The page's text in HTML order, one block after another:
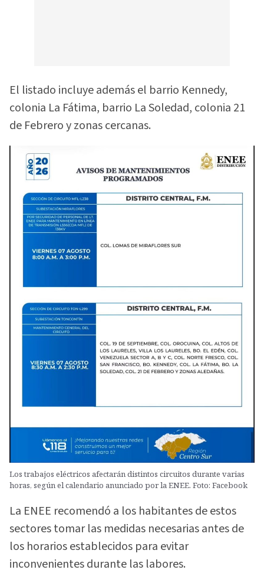
El listado incluye además el barrio Kennedy,
colonia La Fátima, barrio La Soledad, colonia 21
de Febrero y zonas cercanas.
Los trabajos eléctricos afectarán distintos circuitos durante varias
horas, según el calendario anunciado por la ENEE. Foto: Facebook
La ENEE recomendó a los habitantes de estos
sectores tomar las medidas necesarias antes de
los horarios establecidos para evitar
inconvenientes durante las labores.